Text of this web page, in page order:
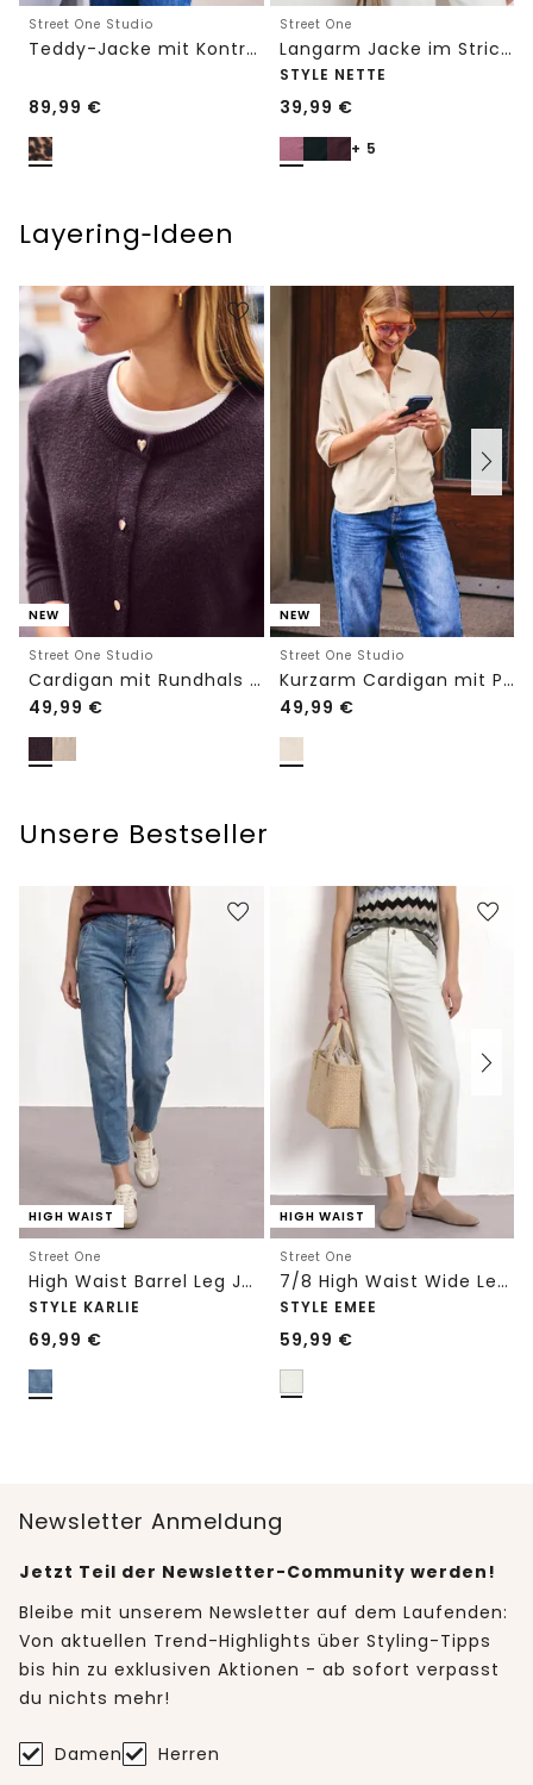
Street One Studio
Teddy-Jacke mit Kontrastdetail
89,99 €
Street One
Langarm Jacke im Strick-Look
STYLE NETTE
39,99 €
+ 5
Layering‑Ideen
NEW
Street One Studio
Cardigan mit Rundhals und Knöpfen
49,99 €
NEW
Street One Studio
Kurzarm Cardigan mit Polokragen
49,99 €
Unsere Bestseller
HIGH WAIST
Street One
High Waist Barrel Leg Jeans im Loose Fit
STYLE KARLIE
69,99 €
HIGH WAIST
Street One
7/8 High Waist Wide Leg Jeans im Loose Fit
STYLE EMEE
59,99 €
Newsletter Anmeldung
Jetzt Teil der Newsletter-Community werden!
Bleibe mit unserem Newsletter auf dem Laufenden:
Von aktuellen Trend-Highlights über Styling-Tipps
bis hin zu exklusiven Aktionen - ab sofort verpasst
du nichts mehr!
Damen Herren